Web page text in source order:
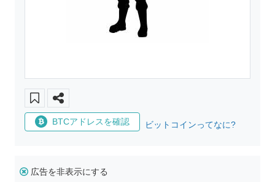
BTCアドレスを確認 ビットコインってなに?
広告を非表示にする